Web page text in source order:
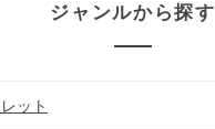
ジャンルから探す
ット